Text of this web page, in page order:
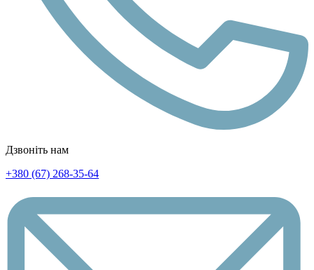
Дзвоніть нам
+380 (67) 268-35-64